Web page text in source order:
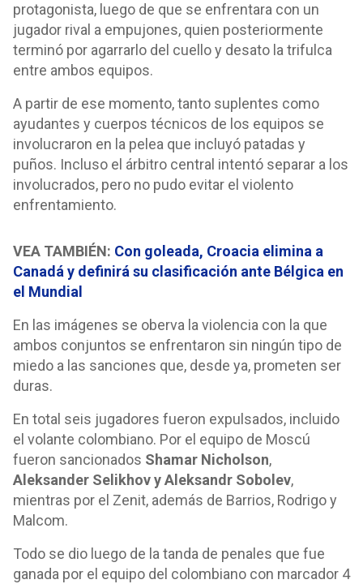
protagonista, luego de que se enfrentara con un
jugador rival a empujones, quien posteriormente
terminó por agarrarlo del cuello y desato la trifulca
entre ambos equipos.
A partir de ese momento, tanto suplentes como
ayudantes y cuerpos técnicos de los equipos se
involucraron en la pelea que incluyó patadas y
puños. Incluso el árbitro central intentó separar a los
involucrados, pero no pudo evitar el violento
enfrentamiento.
VEA TAMBIÉN: Con goleada, Croacia elimina a
Canadá y definirá su clasificación ante Bélgica en
el Mundial
En las imágenes se oberva la violencia con la que
ambos conjuntos se enfrentaron sin ningún tipo de
miedo a las sanciones que, desde ya, prometen ser
duras.
En total seis jugadores fueron expulsados, incluido
el volante colombiano. Por el equipo de Moscú
fueron sancionados Shamar Nicholson,
Aleksander Selikhov y Aleksandr Sobolev,
mientras por el Zenit, además de Barrios, Rodrigo y
Malcom.
Todo se dio luego de la tanda de penales que fue
ganada por el equipo del colombiano con marcador 4